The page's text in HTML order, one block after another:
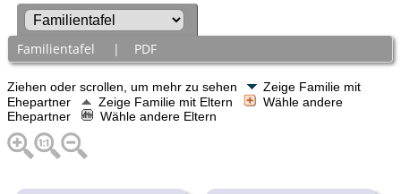
Familientafel | PDF
Ziehen oder scrollen, um mehr zu sehen
Zeige Familie mit
Ehepartner
Zeige Familie mit Eltern
Wähle andere
Ehepartner
Wähle andere Eltern